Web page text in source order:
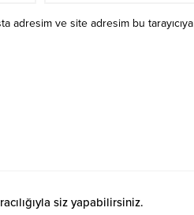
adresim ve site adresim bu
siz yapabilirsiniz.